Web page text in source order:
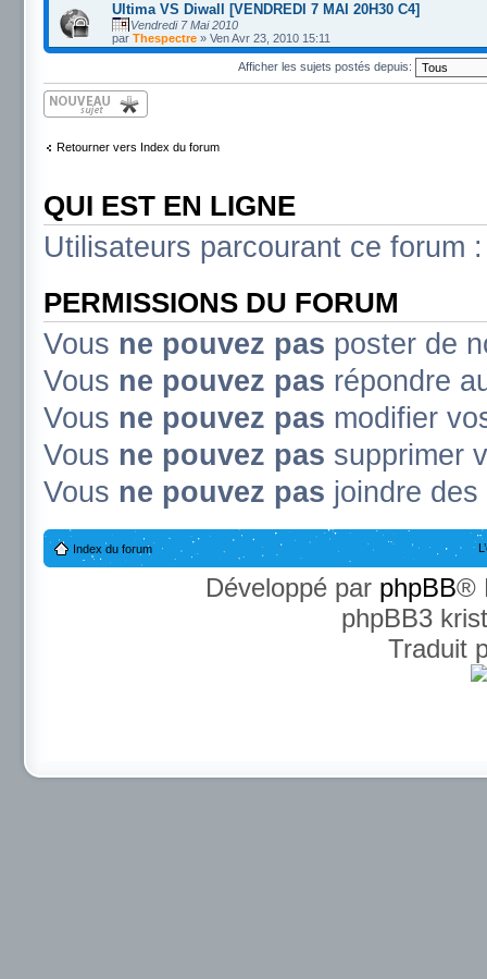
Ultima VS Diwall [VENDREDI 7 MAI 20H30 C4]
Vendredi 7 Mai 2010
par Thespectre » Ven Avr 23, 2010 15:11
Afficher les sujets postés depuis:
Écrire un nouveau
sujet
Retourner vers Index du forum
QUI EST EN LIGNE
Utilisateurs parcourant ce forum
PERMISSIONS DU FORUM
Vous ne pouvez pas poster de
Vous ne pouvez pas répondre
Vous ne pouvez pas modifier
Vous ne pouvez pas supprimer
Vous ne pouvez pas joindre
Index du forum
Développé par phpBB®
phpBB3
Traduit